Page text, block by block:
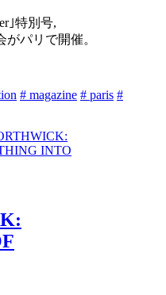
｣特別号,
パリで開催。
# magazine # paris #